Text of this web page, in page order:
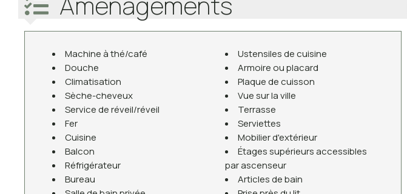
Machine à thé/café
Douche
Climatisation
Sèche-cheveux
Service de réveil/réveil
Fer
Cuisine
Balcon
Réfrigérateur
Bureau
Ustensiles de cuisine
Armoire ou placard
Plaque de cuisson
Vue sur la ville
Terrasse
Serviettes
Mobilier d'extérieur
Étages supérieurs accessibles
par ascenseur
Articles de bain